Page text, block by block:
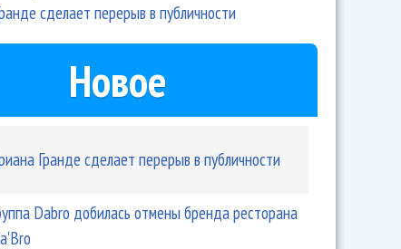
сделает перерыв в публичности
Новое
Гранде сделает перерыв в публичности
Dabro добилась отмены бренда ресторана